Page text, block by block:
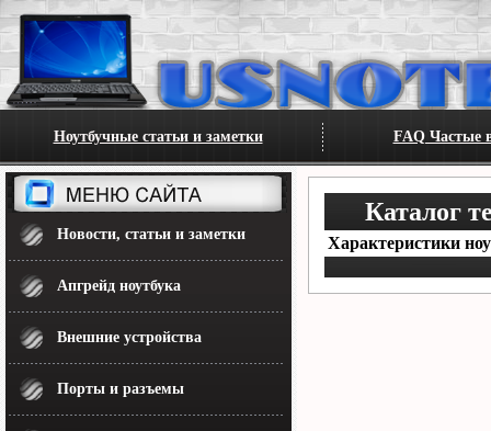
Ноутбучные статьи и заметки FAQ Частые
Новости, статьи и заметки
Апгрейд ноутбука
Внешние устройства
Порты и разъемы
Каталог
Характеристики